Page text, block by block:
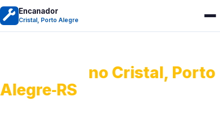
Encanador
Cristal, Porto Alegre
no Cristal, Porto
Alegre‑RS